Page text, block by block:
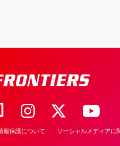
報保護について ソーシャルメディアに